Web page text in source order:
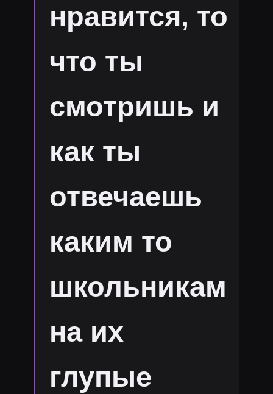
нравится, то
что ты
смотришь и
как ты
отвечаешь
каким то
школьникам
на их
глупые